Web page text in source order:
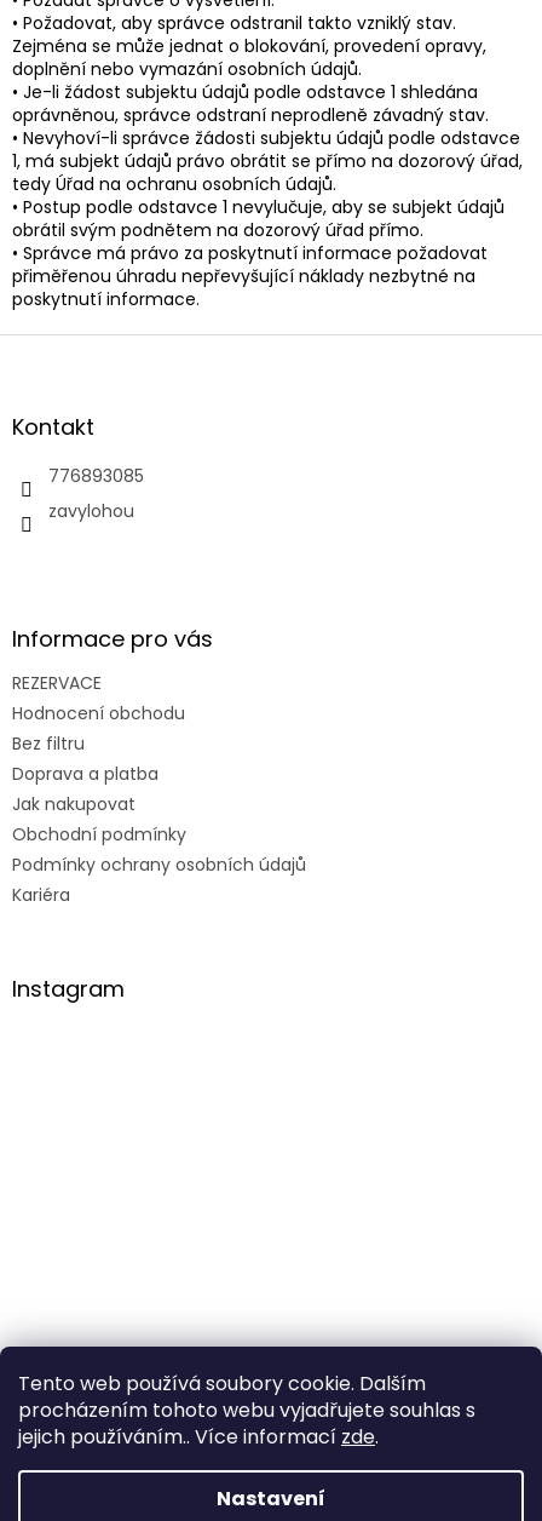
Tento web používá soubory cookie. Dalším
procházením tohoto webu vyjadřujete souhlas s
jejich používáním.. Více informací zde.
Nastavení
• Požadovat, aby správce odstranil takto vzniklý stav.
Zejména se může jednat o blokování, provedení opravy,
doplnění nebo vymazání osobních údajů.
• Je-li žádost subjektu údajů podle odstavce 1 shledána
oprávněnou, správce odstraní neprodleně závadný stav.
• Nevyhoví-li správce žádosti subjektu údajů podle odstavce
1, má subjekt údajů právo obrátit se přímo na dozorový úřad,
tedy Úřad na ochranu osobních údajů.
• Postup podle odstavce 1 nevylučuje, aby se subjekt údajů
obrátil svým podnětem na dozorový úřad přímo.
• Správce má právo za poskytnutí informace požadovat
přiměřenou úhradu nepřevyšující náklady nezbytné na
poskytnutí informace.
Z
aKontakt
776893085
zavylohou
Informace pro vás
REZERVACE
Hodnocení obchodu
Bez filtru
Doprava a platba
Jak nakupovat
Obchodní podmínky
Podmínky ochrany osobních údajů
Kariéra
Instagram
Sledovat na Instagramu
Vytvořil Shoptet